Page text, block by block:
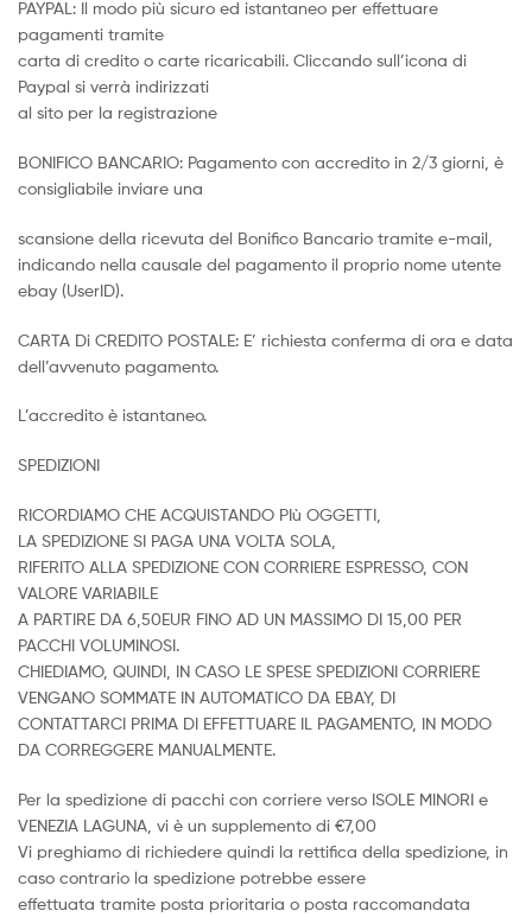
PAYPAL: Il modo più sicuro ed istantaneo per effettuare
pagamenti tramite
carta di credito o carte ricaricabili. Cliccando sull’icona di
Paypal si verrà indirizzati
al sito per la registrazione
BONIFICO BANCARIO: Pagamento con accredito in 2/3 giorni, è
consigliabile inviare una
scansione della ricevuta del Bonifico Bancario tramite e-mail,
indicando nella causale del pagamento il proprio nome utente
ebay (UserID).
CARTA Di CREDITO POSTALE: E’ richiesta conferma di ora e data
dell’avvenuto pagamento.
L’accredito è istantaneo.
SPEDIZIONI
RICORDIAMO CHE ACQUISTANDO PIù OGGETTI,
LA SPEDIZIONE SI PAGA UNA VOLTA SOLA,
RIFERITO ALLA SPEDIZIONE CON CORRIERE ESPRESSO, CON
VALORE VARIABILE
A PARTIRE DA 6,50EUR FINO AD UN MASSIMO DI 15,00 PER
PACCHI VOLUMINOSI.
CHIEDIAMO, QUINDI, IN CASO LE SPESE SPEDIZIONI CORRIERE
VENGANO SOMMATE IN AUTOMATICO DA EBAY, DI
CONTATTARCI PRIMA DI EFFETTUARE IL PAGAMENTO, IN MODO
DA CORREGGERE MANUALMENTE.
Per la spedizione di pacchi con corriere verso ISOLE MINORI e
VENEZIA LAGUNA, vi è un supplemento di €7,00
Vi preghiamo di richiedere quindi la rettifica della spedizione, in
caso contrario la spedizione potrebbe essere
effettuata tramite posta prioritaria o posta raccomandata